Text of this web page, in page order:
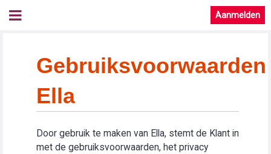
Aanmelden
Gebruiksvoorwaarden
Ella
Door gebruik te maken van Ella, stemt de Klant in
met de gebruiksvoorwaarden, het privacy